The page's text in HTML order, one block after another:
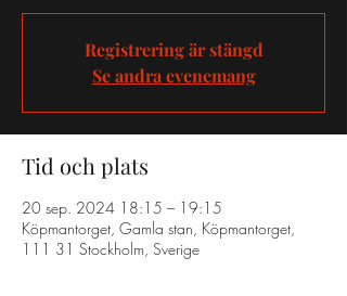
Registrering är stängd
Se andra evenemang
Tid och plats
20 sep. 2024 18:15 – 19:15
Köpmantorget, Gamla stan, Köpmantorget,
111 31 Stockholm, Sverige